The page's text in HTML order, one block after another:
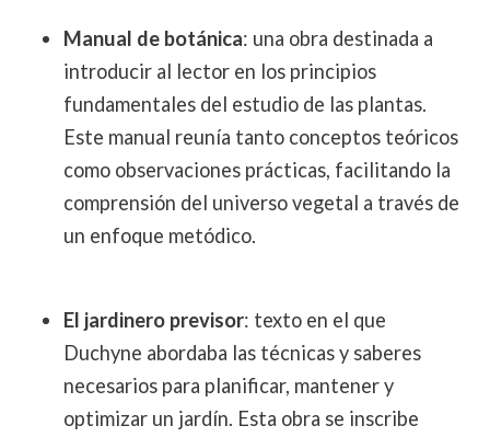
Manual de botánica: una obra destinada a
introducir al lector en los principios
fundamentales del estudio de las plantas.
Este manual reunía tanto conceptos teóricos
como observaciones prácticas, facilitando la
comprensión del universo vegetal a través de
un enfoque metódico.
El jardinero previsor: texto en el que
Duchyne abordaba las técnicas y saberes
necesarios para planificar, mantener y
optimizar un jardín. Esta obra se inscribe